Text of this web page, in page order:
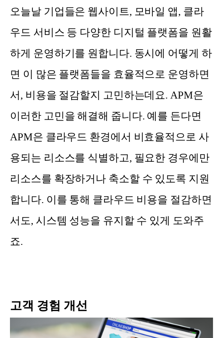
오늘날 기업들은 웹사이트, 모바일 앱, 클라
우드 서비스 등 다양한 디지털 플랫폼을 원활
하게 운영하기를 원합니다. 동시에 어떻게 하
면 이 많은 플랫폼들을 효율적으로 운영하면
서, 비용을 절감할지 고민하는데요. APM은
이러한 고민을 해결해 줍니다. 예를 든다면
APM은 클라우드 환경에서 비효율적으로 사
용되는 리소스를 식별하고, 필요한 경우에만
리소스를 확장하거나 축소할 수 있도록 지원
합니다. 이를 통해 클라우드 비용을 절감하면
서도, 시스템 성능을 유지할 수 있게 도와주
죠.
고객 경험 개선